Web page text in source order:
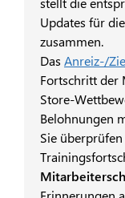
Updates für
zusammen.
Das Anreiz-/
Fortschritt der
Store-
Belohnungen
Sie